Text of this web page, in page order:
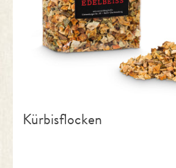
Kürbisflocken